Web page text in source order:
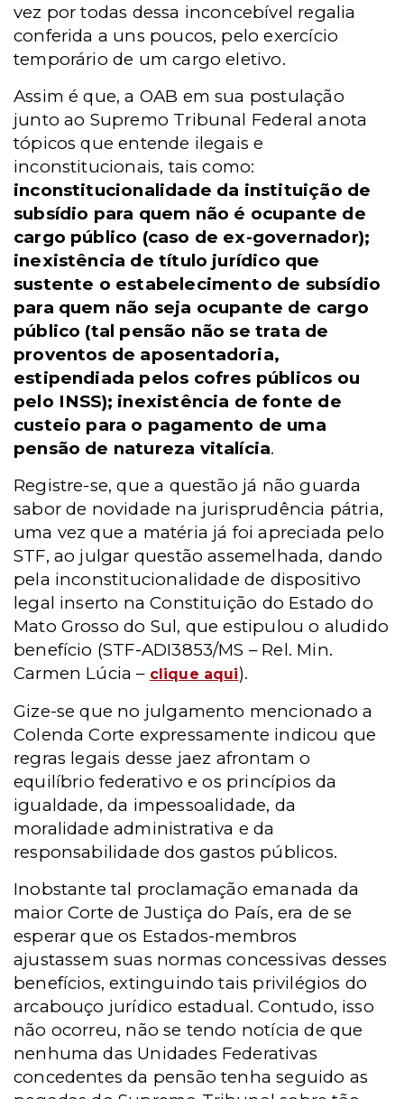
vez por todas dessa inconcebível regalia
conferida a uns poucos, pelo exercício
temporário de um cargo eletivo.
Assim é que, a OAB em sua postulação
junto ao Supremo Tribunal Federal anota
tópicos que entende ilegais e
inconstitucionais, tais como:
inconstitucionalidade da instituição de
subsídio para quem não é ocupante de
cargo público (caso de ex-governador);
inexistência de título jurídico que
sustente o estabelecimento de subsídio
para quem não seja ocupante de cargo
público (tal pensão não setrata de
proventos de aposentadoria,
estipendiada pelos cofres públicos ou
pelo INSS); inexistência de fonte de
custeio para o pagamento de uma
pensão de natureza vitalícia.
Registre-se, que a questão já não guarda
sabor de novidade na jurisprudência pátria,
uma vez que a matéria já foi apreciada pelo
STF, ao julgar questão assemelhada, dando
pela inconstitucionalidade de dispositivo
legal inserto na Constituição do Estado do
Mato Grosso do Sul, que estipulou o aludido
benefício (STF-ADI3853/MS – Rel. Min.
Carmen Lúcia – clique aqui).
Gize-se que no julgamento mencionado a
Colenda Corte expressamente indicou que
regras legais desse jaez afrontam o
equilíbrio federativo e os princípios da
igualdade, da impessoalidade, da
moralidade administrativa e da
responsabilidade dos gastos públicos.
Inobstante tal proclamação emanada da
maior Corte de Justiça do País, era de se
esperar que os Estados-membros
ajustassem suas normas concessivas desses
benefícios, extinguindo tais privilégios do
arcabouço jurídico estadual. Contudo, isso
não ocorreu, não se tendo notícia de que
nenhuma das Unidades Federativas
concedentes da pensão tenha seguido as